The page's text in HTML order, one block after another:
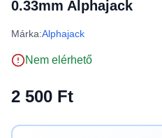
0.33mm Alphajack
Márka:Alphajack
Nem elérhető
2 500 Ft